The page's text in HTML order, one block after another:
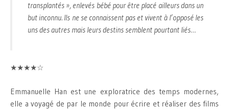
transplantés », enlevés bébé pour être placé ailleurs dans un
but inconnu. Ils ne se connaissent pas et vivent à l’opposé les
uns des autres mais leurs destins semblent pourtant liés…
★★★★☆
Emmanuelle Han est une exploratrice des temps modernes,
elle a voyagé de par le monde pour écrire et réaliser des films